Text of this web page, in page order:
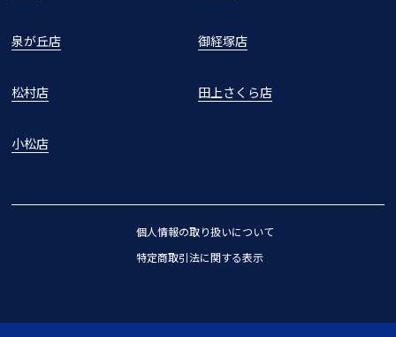
泉が丘店 御経塚店
松村店 田上さくら店
小松店
個人情報の取り扱いについて
特定商取引法に関する表示